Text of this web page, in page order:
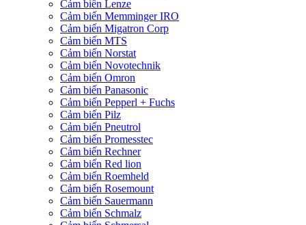
Cảm biến Lenze
Cảm biến Memminger IRO
Cảm biến Migatron Corp
Cảm biến MTS
Cảm biến Norstat
Cảm biến Novotechnik
Cảm biến Omron
Cảm biến Panasonic
Cảm biến Pepperl + Fuchs
Cảm biến Pilz
Cảm biến Pneutrol
Cảm biến Promesstec
Cảm biến Rechner
Cảm biến Red lion
Cảm biến Roemheld
Cảm biến Rosemount
Cảm biến Sauermann
Cảm biến Schmalz